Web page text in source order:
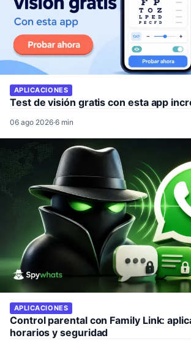
APLICACIONES
Test de visión gratis con esta app
06 ago 2026·6 min
APLICACIONES
Control parental con Family Link:
horarios y seguridad